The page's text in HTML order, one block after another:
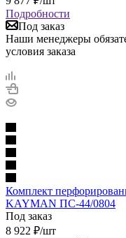
Подробности
Под заказ
Наши менеджеры
условия заказа
Комплект
KAYMAN ПС-44/0804
Под заказ
8 922 ₽/шт